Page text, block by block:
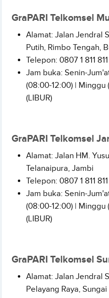
GraPARI Telkomsel
Alamat: Jalan Jendral
Putih, Rimbo Tengah,
Telepon:0807 1 811 811
Jam buka: Senin-
(08:00-12:00) | Minggu
(LIBUR)
GraPARI Telkomsel
Alamat: Jalan HM.
Telanaipura, Jambi
Telepon:0807 1 811 811
Jam buka: Senin-
(08:00-12:00) | Minggu
(LIBUR)
GraPARI Telkomsel
Alamat: Jalan Jendral
Pelayang Raya,